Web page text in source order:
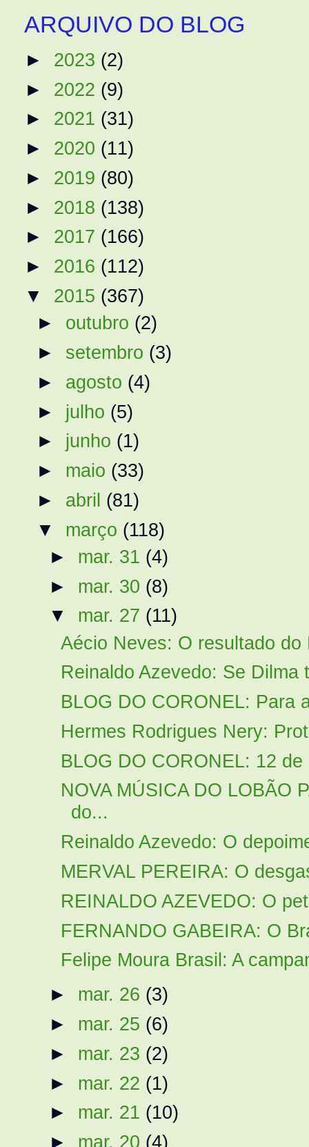
ARQUIVO DO BLOG
► 2023 (2)
► 2022 (9)
► 2021 (31)
► 2020 (11)
► 2019 (80)
► 2018 (138)
► 2017 (166)
► 2016 (112)
▼ 2015 (367)
► outubro (2)
► setembro (3)
► agosto (4)
► julho (5)
► junho (1)
► maio (33)
► abril (81)
▼ março (118)
► mar. 31 (4)
► mar. 30 (8)
▼ mar. 27 (11)
Aécio Neves: O resultado
Reinaldo Azevedo: Se
BLOG DO CORONEL: Para
Hermes Rodrigues Nery:
BLOG DO CORONEL: 12
NOVA MÚSICA DO LOBÃO
do...
Reinaldo Azevedo: O
MERVAL PEREIRA: O
REINALDO AZEVEDO: O
FERNANDO GABEIRA: O
Felipe Moura Brasil: A
► mar. 26 (3)
► mar. 25 (6)
► mar. 23 (2)
► mar. 22 (1)
► mar. 21 (10)
► mar. 20 (4)